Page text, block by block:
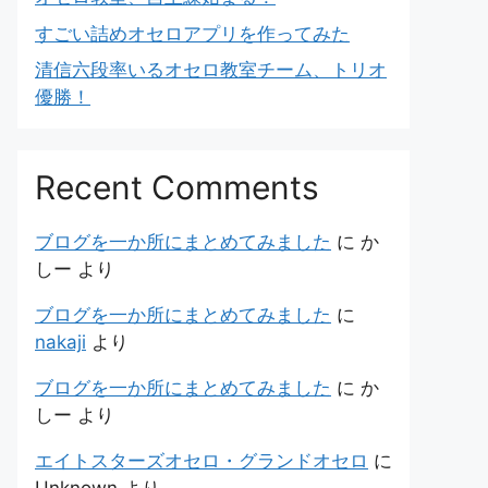
すごい詰めオセロアプリを作ってみた
清信六段率いるオセロ教室チーム、トリオ
優勝！
Recent Comments
ブログを一か所にまとめてみました に か
しー より
ブログを一か所にまとめてみました に
nakaji より
ブログを一か所にまとめてみました に か
しー より
エイトスターズオセロ・グランドオセロ に